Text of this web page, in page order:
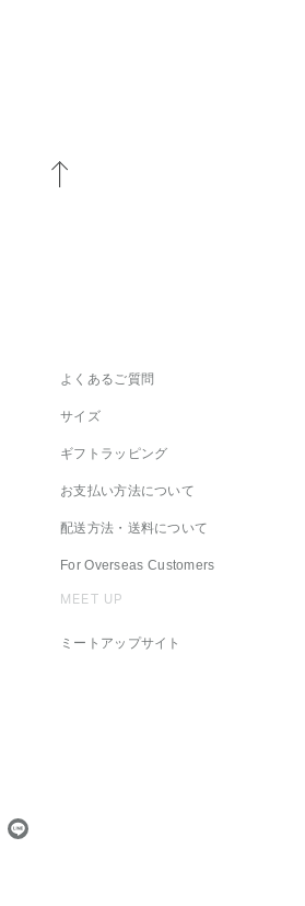
よくあるご質問
サイズ
ギフトラッピング
お支払い方法について
配送方法・送料について
For Overseas Customers
MEET UP
ミートアップサイト